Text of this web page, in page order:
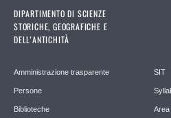
DIPARTIMENTO DI SCIENZE
STORICHE, GEOGRAFICHE E
DELL’ANTICHITÀ
Amministrazione trasparente
Persone
Biblioteche
SIT